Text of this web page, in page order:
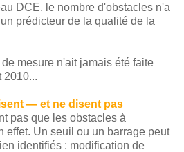
DCE, le nombre d'obstacles n'a
prédicteur de la qualité de la
mesure n'ait jamais été faite
2010...
— et ne disent pas
pas que les obstacles à
effet. Un seuil ou un barrage peut
identifiés : modification de